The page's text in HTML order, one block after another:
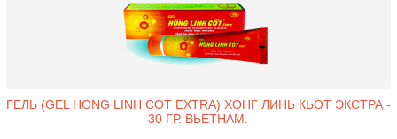
ГЕЛЬ (GEL HONG LINH COT EXTRA) ХОНГ ЛИНЬ КЬОТ ЭКСТРА -
30 ГР. ВЬЕТНАМ.